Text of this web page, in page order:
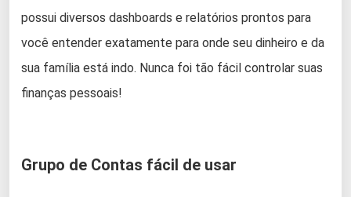
possui diversos dashboards e relatórios prontos para
você entender exatamente para onde seu dinheiro e da
sua família está indo. Nunca foi tão fácil controlar suas
finanças pessoais!
Grupo de Contas fácil de usar